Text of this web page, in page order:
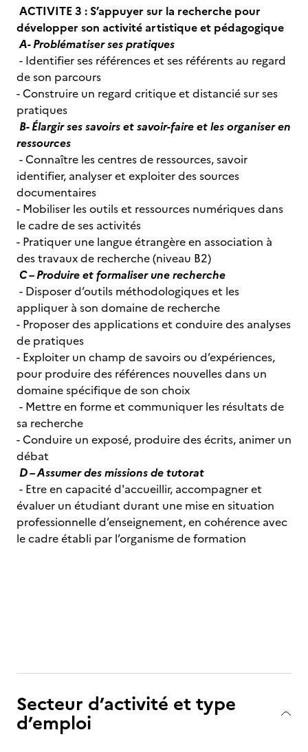
ACTIVITE 3 :S’appuyer sur la recherche pour
développer son activité artistique et pédagogique
A- Problématiser ses pratiques
- Identifier ses références et ses référents au regard
de son parcours
- Construire un regard critique et distancié sur ses
pratiques
B- Élargir ses savoirs et savoir-faire et les organiser en
ressources
- Connaître les centres de ressources, savoir
identifier, analyser et exploiter des sources
documentaires
- Mobiliser les outils et ressources numériques dans
le cadre de ses activités
- Pratiquer une langue étrangère en association à
des travaux de recherche (niveau B2)
C – Produire et formaliser une recherche
- Disposer d’outils méthodologiques et les
appliquer à son domaine de recherche
- Proposer des applications et conduire des analyses
de pratiques
- Exploiter un champ de savoirs ou d’expériences,
pour produire des références nouvelles dans un
domaine spécifique de son choix
- Mettre en forme et communiquer les résultats de
sa recherche
- Conduire un exposé, produire des écrits, animer un
débat
D – Assumer des missions de tutorat
- Etre en capacité d'accueillir, accompagner et
évaluer un étudiant durant une mise en situation
professionnelle d’enseignement, en cohérence avec
le cadre établi par l’organisme de formation
Secteur d’activité et type
d’emploi